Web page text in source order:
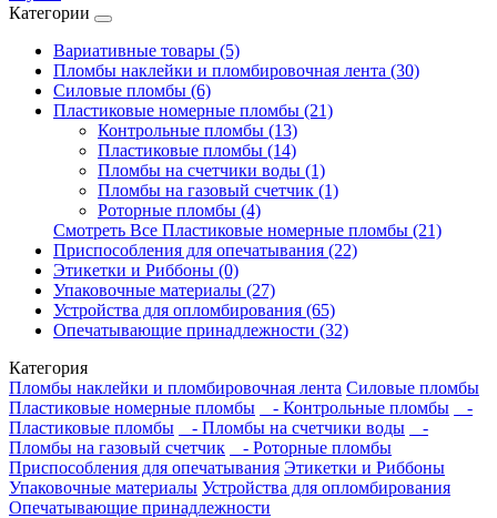
Категории
Вариативные товары (5)
Пломбы наклейки и пломбировочная лента (30)
Силовые пломбы (6)
Пластиковые номерные пломбы (21)
Контрольные пломбы (13)
Пластиковые пломбы (14)
Пломбы на счетчики воды (1)
Пломбы на газовый счетчик (1)
Роторные пломбы (4)
Смотреть Все Пластиковые номерные пломбы (21)
Приспособления для опечатывания (22)
Этикетки и Риббоны (0)
Упаковочные материалы (27)
Устройства для опломбирования (65)
Опечатывающие принадлежности (32)
Категория
Пломбы наклейки и пломбировочная лента Силовые пломбы
Пластиковые номерные пломбы
- Контрольные пломбы
-
Пластиковые пломбы
- Пломбы на счетчики воды
-
Пломбы на газовый счетчик
- Роторные пломбы
Приспособления для опечатывания Этикетки и Риббоны
Упаковочные материалы Устройства для опломбирования
Опечатывающие принадлежности